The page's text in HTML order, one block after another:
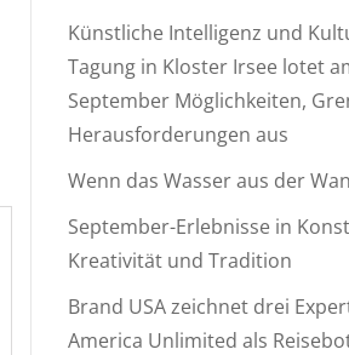
Künstliche Intelligenz und
Tagung in Kloster Irsee lotet
September Möglichkeiten,
Herausforderungen aus
Wenn das Wasser aus der
September-Erlebnisse in
Kreativität und Tradition
Brand USA zeichnet drei
America Unlimited als